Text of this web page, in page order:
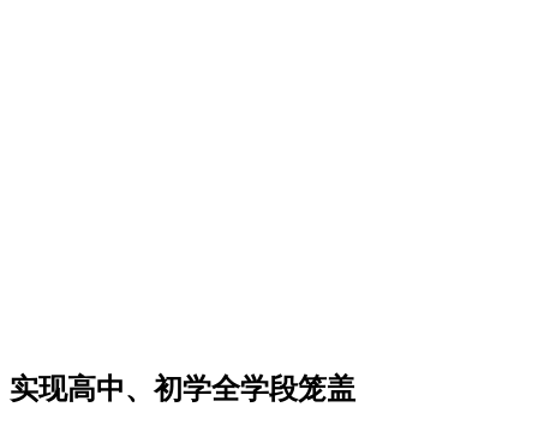
实现高中、初学全学段笼盖